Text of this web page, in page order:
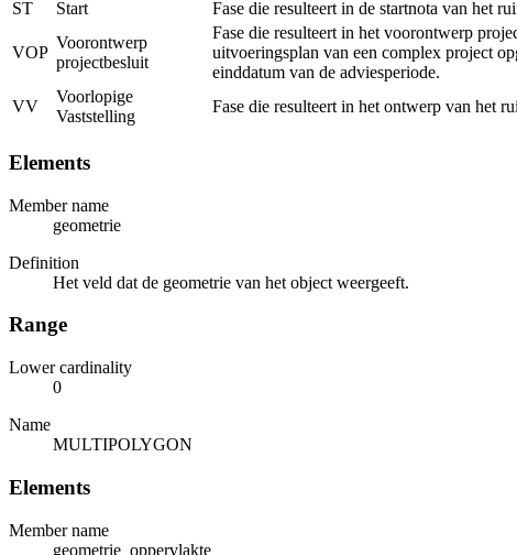
ST
Start Fase die resulteert in de startnota van het
VOP
Voorontwerp
projectbesluit
Fase die resulteert in het voorontwerp
uitvoeringsplan van een complex project
einddatum van de adviesperiode.
VV
Voorlopige
Vaststelling
Fase die resulteert in het ontwerp van het
Elements
Member name
geometrie
Definition
Het veld dat de geometrie van het object weergeeft.
Range
Lower cardinality
0
Name
MULTIPOLYGON
Elements
Member name
geometrie_oppervlakte